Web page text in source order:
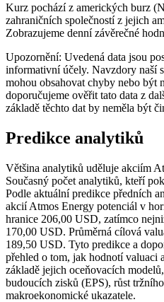
Kurz pochází z amerických burz
zahraničních společností z jejich
Zobrazujeme denní závěrečné
Upozornění: Uvedená data jsou
informativní účely. Navzdory naší
mohou obsahovat chyby nebo být
doporučujeme ověřit tato data z
základě těchto dat by neměla být
Predikce analytiků
Většina analytiků uděluje akciím
Současný počet analytiků, kteří
Podle aktuální predikce předních
akcií Atmos Energy potenciál v
hranice 206,00 USD, zatímco
170,00 USD. Průměrná cílová
189,50 USD. Tyto predikce a
přehled o tom, jak hodnotí valuaci
základě jejich oceňovacích
budoucích zisků (EPS), růst
makroekonomické ukazatele.